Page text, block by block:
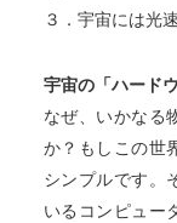
３．宇宙には光
宇宙の「ハード
なぜ、いかなる
か？もしこの世
シンプルです。
いるコンピュー